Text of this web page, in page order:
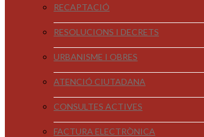
RECAPTACIÓ
RESOLUCIONS I DECRETS
URBANISME I OBRES
ATENCIÓ CIUTADANA
CONSULTES ACTIVES
FACTURA ELECTRÒNICA